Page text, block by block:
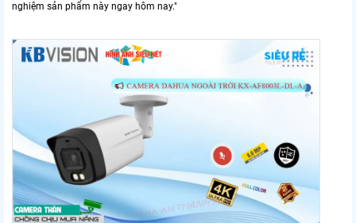
nghiệm sản phẩm này ngay hôm nay."